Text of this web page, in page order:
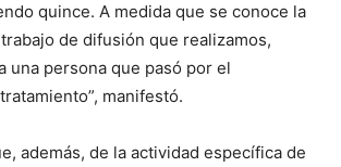
quince. A medida que se conoce la
de difusión que realizamos,
una persona que pasó por el
manifestó.
además, de la actividad específica de